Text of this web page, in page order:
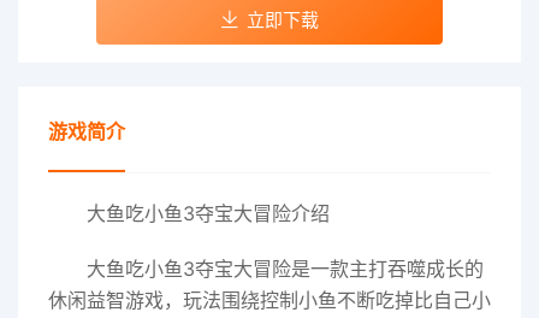
立即下载
游戏简介
大鱼吃小鱼3夺宝大冒险介绍
大鱼吃小鱼3夺宝大冒险是一款主打吞噬成长的
休闲益智游戏，玩法围绕控制小鱼不断吃掉比自己小